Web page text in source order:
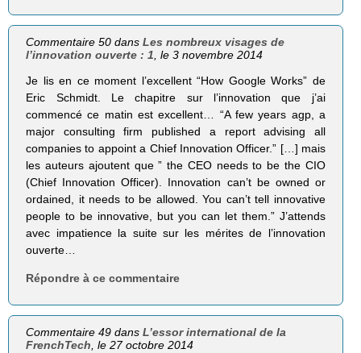
Commentaire 50 dansLes nombreux visages de
l’innovation ouverte : 1 , le 3 novembre 2014
Je lis en ce moment l’excellent “How Google Works” de
Eric Schmidt. Le chapitre sur l’innovation que j’ai
commencé ce matin est excellent… “A few years agp, a
major consulting firm published a report advising all
companies to appoint a Chief Innovation Officer.” […] mais
les auteurs ajoutent que ” the CEO needs to be the CIO
(Chief Innovation Officer). Innovation can’t be owned or
ordained, it needs to be allowed. You can’t tell innovative
people to be innovative, but you can let them.” J’attends
avec impatience la suite sur les mérites de l’innovation
ouverte…
Répondre à ce commentaire
Commentaire 49 dansL’essor international de la
FrenchTech, le 27 octobre 2014